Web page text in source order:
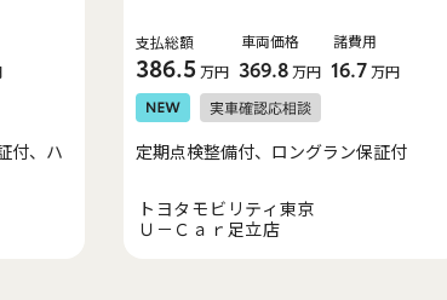
付、ハ
支払総額
386.5 万円
車両価格
369.8万円
諸費用
16.7万円
定期点検整備付、ロングラン保証付
トヨタモビリティ東京
Ｕ－Ｃａｒ足立店